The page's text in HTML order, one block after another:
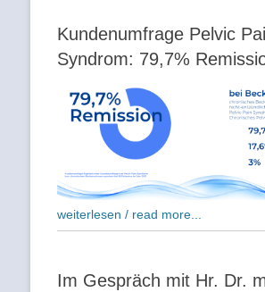
Kundenumfrage Pelvic
Syndrom: 79,7%
weiterlesen / read more...
Im Gespräch mit Hr. Dr.